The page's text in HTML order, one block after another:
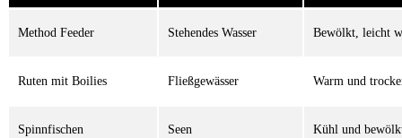
Method Feeder Stehendes Wasser Bewölkt, leicht
Ruten mit Boilies Fließgewässer Warm und
Spinnfischen Seen Kühl und